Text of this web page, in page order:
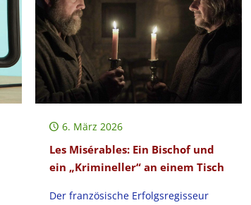
6. März 2026
Les Misérables: Ein Bischof und
ein „Krimineller“ an einem Tisch
Der französische Erfolgsregisseur